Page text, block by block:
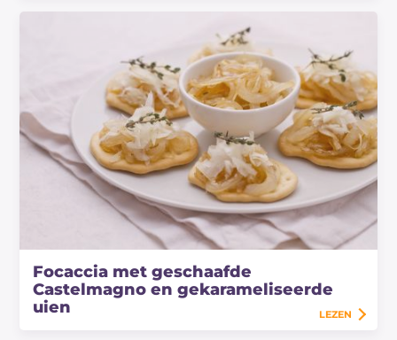
Focaccia met geschaafde
Castelmagno en gekarameliseerde
uien
LEZEN